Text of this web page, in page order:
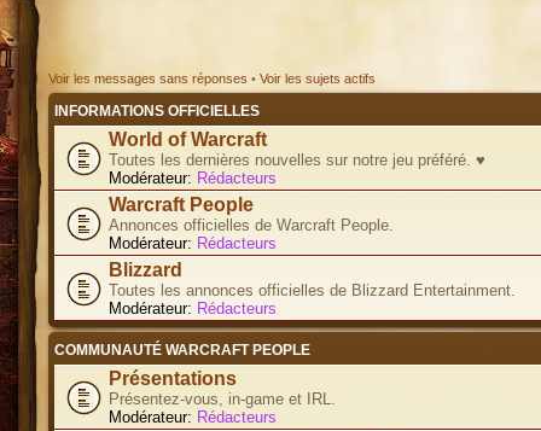
Voir les messages sans réponses • Voir les sujets actifs
INFORMATIONS OFFICIELLES
World of Warcraft
Toutes les dernières nouvelles sur notre jeu préféré. ♥
Modérateur: Rédacteurs
Warcraft People
Annonces officielles de Warcraft People.
Modérateur: Rédacteurs
Blizzard
Toutes les annonces officielles de Blizzard Entertainment.
Modérateur: Rédacteurs
COMMUNAUTÉ WARCRAFT PEOPLE
Présentations
Présentez-vous, in-game et IRL.
Modérateur: Rédacteurs